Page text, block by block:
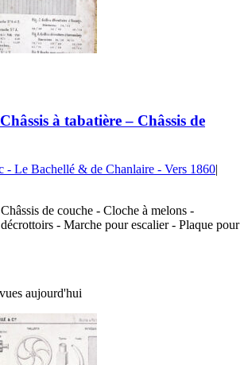
à tabatière – Châssis de
- Le Bachellé & de Chanlaire - Vers 1860|
de couche - Cloche à melons -
- Marche pour escalier - Plaque pour
aujourd'hui